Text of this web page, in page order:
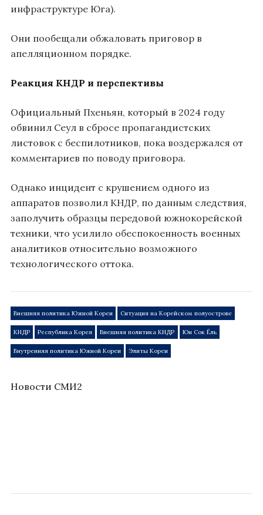
инфраструктуре Юга).
Они пообещали обжаловать приговор в
апелляционном порядке.
Реакция КНДР и перспективы
Официальный Пхеньян, который в 2024 году
обвинил Сеул в сбросе пропагандистских
листовок с беспилотников, пока воздержался от
комментариев по поводу приговора.
Однако инцидент с крушением одного из
аппаратов позволил КНДР, по данным следствия,
заполучить образцы передовой южнокорейской
техники, что усилило обеспокоенность военных
аналитиков относительно возможного
технологического оттока.
Внешняя политика Южной Кореи Ситуация на Корейском полуострове
КНДР Республика Корея Внешняя политика КНДР Юн Сок Ёль
Внутренняя политика Южной Кореи Элиты Кореи
Новости СМИ2